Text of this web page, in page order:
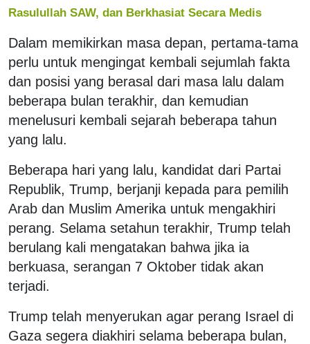
Rasulullah SAW, dan Berkhasiat Secara Medis
Dalam memikirkan masa depan, pertama-tama
perlu untuk mengingat kembali sejumlah fakta
dan posisi yang berasal dari masa lalu dalam
beberapa bulan terakhir, dan kemudian
menelusuri kembali sejarah beberapa tahun
yang lalu.
Beberapa hari yang lalu, kandidat dari Partai
Republik, Trump, berjanji kepada para pemilih
Arab dan Muslim Amerika untuk mengakhiri
perang. Selama setahun terakhir, Trump telah
berulang kali mengatakan bahwa jika ia
berkuasa, serangan 7 Oktober tidak akan
terjadi.
Trump telah menyerukan agar perang Israel di
Gaza segera diakhiri selama beberapa bulan,